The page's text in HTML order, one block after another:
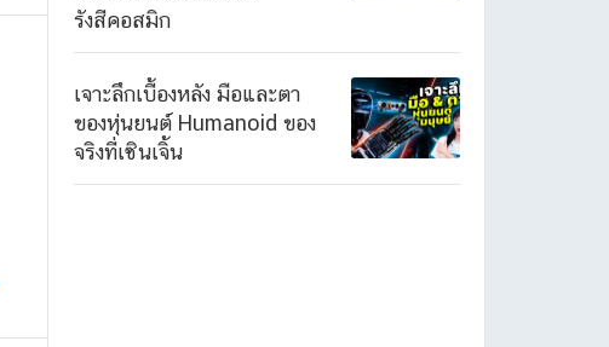
รังสีคอสมิก
เจาะลึกเบื้องหลัง มือและตา
ของหุ่นยนต์ Humanoid ของ
จริงที่เซินเจิ้น